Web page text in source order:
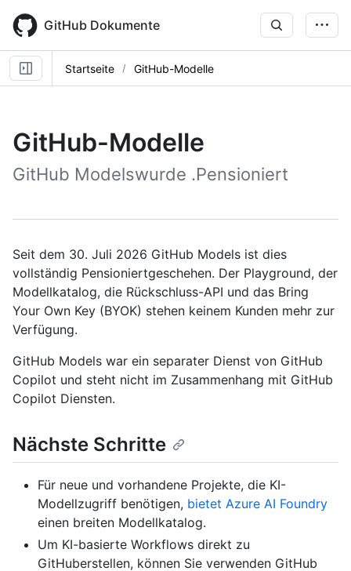
main
content
GitHub Dokumente
Startseite GitHub-Modelle
GitHub-Modelle
GitHub Modelswurde .Pensioniert
Seit dem 30. Juli 2026 GitHub Models ist dies
vollständig Pensioniertgeschehen. Der Playground, der
Modellkatalog, die Rückschluss-API und das Bring
Your Own Key (BYOK) stehen keinem Kunden mehr zur
Verfügung.
GitHub Models war ein separater Dienst von GitHub
Copilot und steht nicht im Zusammenhang mit GitHub
Copilot Diensten.
Nächste Schritte
Für neue und vorhandene Projekte, die KI-
Modellzugriff benötigen, bietet Azure AI Foundry
einen breiten Modellkatalog.
Um KI-basierte Workflows direkt zu
GitHuberstellen, können Sie verwenden GitHub